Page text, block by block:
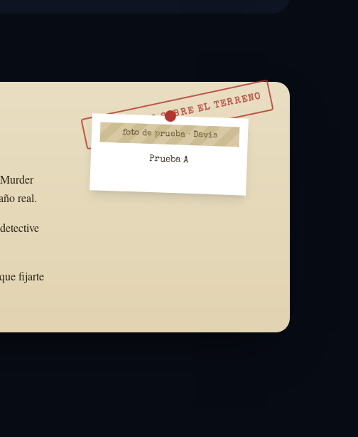
RESUÉLVELO SOBRE EL TERRENO
real.
fijarte
foto de prueba · Davis
Prueba A